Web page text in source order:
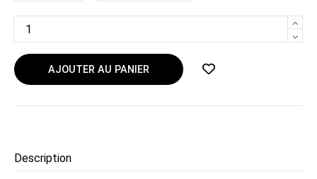
AJOUTER AU PANIER
Description